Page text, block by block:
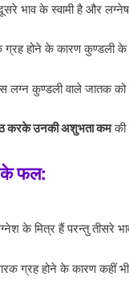
भाव के स्वामी है और
ग्रह होने के कारण कुण्डली
लग्न कुण्डली वाले जातक को
करके उनकी अशुभता कमकी
के फल:
के मित्र हैं परन्तु तीसरे
ग्रह होने के कारण कहीं